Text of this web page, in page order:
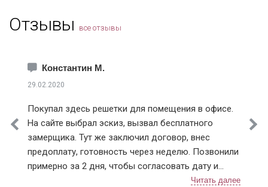
Котельники
Лобня
Лосино-Петровский
Истринский район
Клинский район
Красногорский район
Ленинский район
Люберецкий район
Отзывы все отзывы
Константин М.
29.02.2020
Покупал здесь решетки для помещения в офисе.
На сайте выбрал эскиз, вызвал бесплатного
замерщика. Тут же заключил договор, внес
предоплату, готовность через неделю. Позвонили
примерно за 2 дня, чтобы согласовать дату и
время монтажа. В назначенный день приехали два